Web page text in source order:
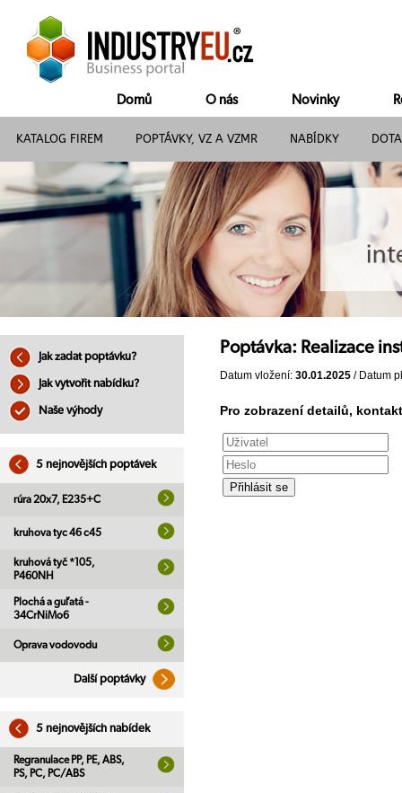
Domů O nás Novinky
KATALOG FIREM POPTÁVKY, VZ A VZMR NABÍDKY
Jak zadat poptávku?
Jak vytvořit nabídku?
Naše výhody
5 nejnovějších poptávek
rúra 20x7, E235+C
kruhova tyc 46 c45
kruhová tyč *105,
P460NH
Plochá a guľatá -
34CrNiMo6
Oprava vodovodu
Další poptávky
5 nejnovějších nabídek
Regranulace PP, PE, ABS,
PS, PC, PC/ABS
Poptávka: Realizace
Datum vložení: 30.01.2025 / Datum
Pro zobrazení detailů,